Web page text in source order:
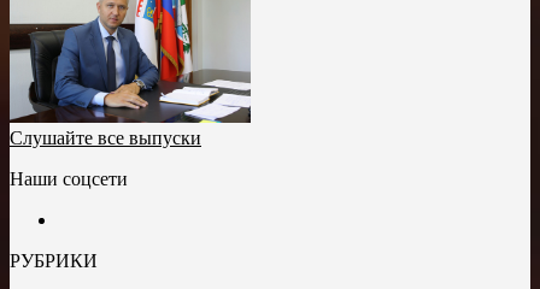
Слушайте все выпуски
Наши соцсети
РУБРИКИ